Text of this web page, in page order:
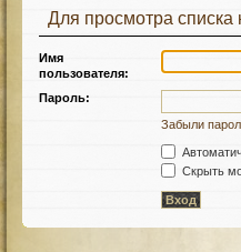
Для просмотра
Имя
пользователя:
Пароль:
Забыли
Скрыть